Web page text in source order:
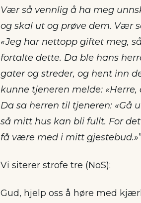
Vær så vennlig å ha meg
og skal ut og prøve dem. Vær
«Jeg har nettopp giftet meg,
fortalte dette. Da ble hans
gater og streder, og hent inn
kunne tjeneren melde:
Da sa herren til tjeneren: «Gå
så mitt hus kan bli fullt. For
få være med i mitt gjestebud.»”
Vi siterer strofe tre (NoS):
Gud, hjelp oss å høre med